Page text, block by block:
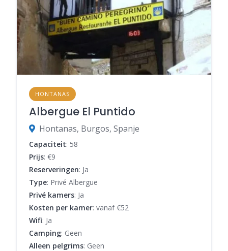
HONTANAS
Albergue El Puntido
Hontanas, Burgos, Spanje
Capaciteit: 58
Prijs: €9
Reserveringen: Ja
Type: Privé Albergue
Privé kamers: Ja
Kosten per kamer: vanaf €52
Wifi: Ja
Camping: Geen
Alleen pelgrims: Geen